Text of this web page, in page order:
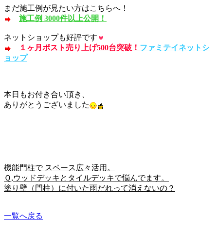
まだ施工例が見たい方はこちらへ！
施工例 3000件以上公開！
ネットショップも好評です
１ヶ月ポスト売り上げ500台突破！ ファミテイネットシ
ョップ
本日もお付き合い頂き、
ありがとうございました
機能門柱で スペース広々活用。
Ｑ,ウッドデッキとタイルデッキで悩んでます。
塗り壁（門柱）に付いた雨だれって消えないの？
一覧へ戻る